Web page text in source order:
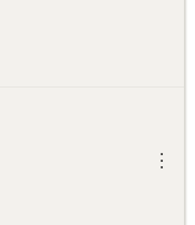
︙